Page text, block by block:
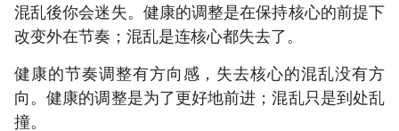
混乱後你会迷失。健康的调整是在保持核心的前提下
改变外在节奏；混乱是连核心都失去了。
健康的节奏调整有方向感，失去核心的混乱没有方
向。健康的调整是为了更好地前进；混乱只是到处乱
撞。